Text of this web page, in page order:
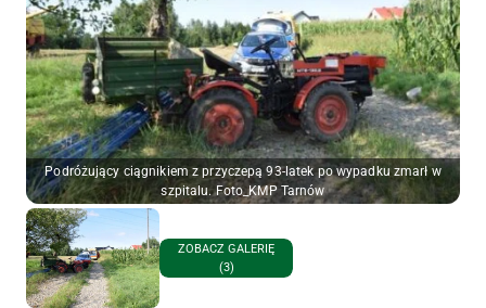
Podróżujący ciągnikiem z przyczepą 93-latek po wypadku zmarł w
szpitalu. Foto_KMP Tarnów
ZOBACZ GALERIĘ
(3)